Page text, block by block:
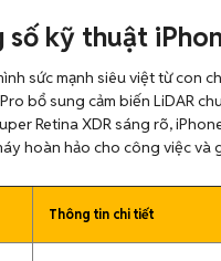
số kỹ thuật
sức mạnh siêu việt từ con
bổ sung cảm biến LiDAR
Retina XDR sáng rõ,
hoàn hảo cho công việc và
Thông tin chi tiết